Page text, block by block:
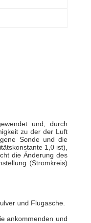
und, durch
zu der der Luft
Sonde und die
1,0 ist),
die Änderung des
(Stromkreis)
und Flugasche.
ankommenden und